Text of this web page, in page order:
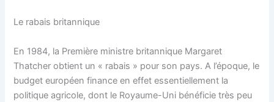
Le rabais britannique
En 1984, la Première ministre britannique Margaret
Thatcher obtient un « rabais » pour son pays. A l’époque, le
budget européen finance en effet essentiellement la
politique agricole, dont le Royaume-Uni bénéficie très peu